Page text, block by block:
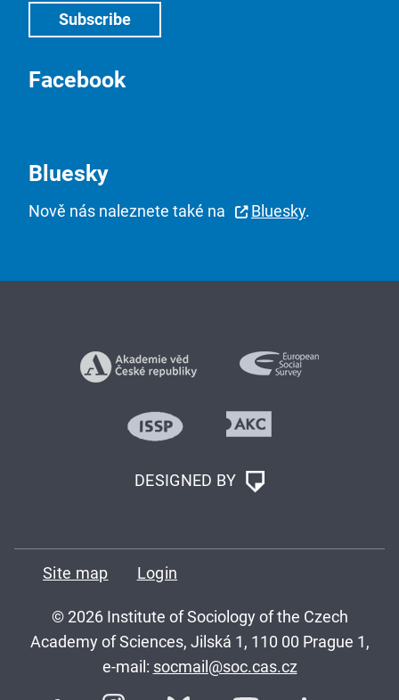
Facebook
Bluesky
Nově nás naleznete také na Bluesky.
DESIGNED BY
Site map Login
© 2026 Institute of Sociology of the Czech
Academy of Sciences, Jilská 1, 110 00 Prague 1,
e-mail: socmail@soc.cas.cz